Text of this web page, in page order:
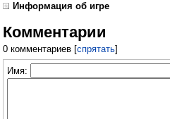
Информация об игре
Комментарии
0 комментариев[спрятать]
Имя: